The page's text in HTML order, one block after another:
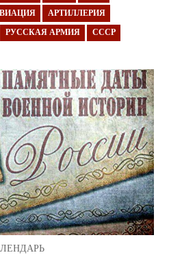
АРТИЛЛЕРИЯ
РУССКАЯ АРМИЯ СССР